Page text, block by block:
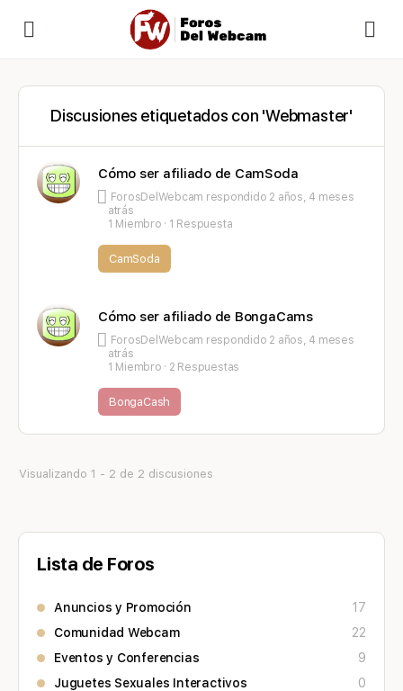
Discusiones etiquetados con 'Webmaster'
Cómo ser afiliado de CamSoda
ForosDelWebcam respondido 2 años, 4 meses
atrás
1 Miembro · 1 Respuesta
CamSoda
Cómo ser afiliado de BongaCams
ForosDelWebcam respondido 2 años, 4 meses
atrás
1 Miembro · 2 Respuestas
BongaCash
Visualizando 1 - 2 de 2 discusiones
Lista de Foros
Anuncios y Promoción
17
Comunidad Webcam
22
Eventos y Conferencias
9
Juguetes Sexuales Interactivos
0